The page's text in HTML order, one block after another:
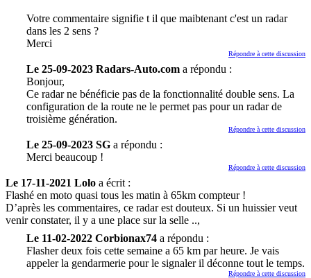
Votre commentaire signifie t il que maibtenant c'est un radar
dans les 2 sens ?
Merci
Répondre à cette discussion
Le 25-09-2023 Radars-Auto.com a répondu :
Bonjour,
Ce radar ne bénéficie pas de la fonctionnalité double sens. La
configuration de la route ne le permet pas pour un radar de
troisième génération.
Répondre à cette discussion
Le 25-09-2023 SG a répondu :
Merci beaucoup !
Répondre à cette discussion
Le 17-11-2021 Lolo a écrit :
Flashé en moto quasi tous les matin à 65km compteur !
D’après les commentaires, ce radar est douteux. Si un huissier veut
venir constater, il y a une place sur la selle ..,
Le 11-02-2022 Corbionax74 a répondu :
Flasher deux fois cette semaine a 65 km par heure. Je vais
appeler la gendarmerie pour le signaler il déconne tout le temps.
Répondre à cette discussion